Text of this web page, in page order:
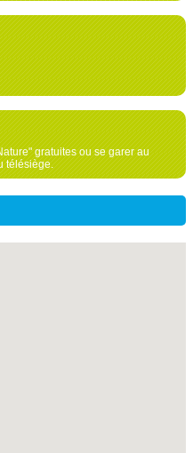
gratuites ou se garer au
télésiège.